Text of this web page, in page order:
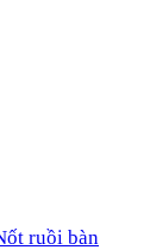
ruồi bàn